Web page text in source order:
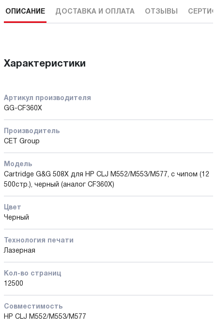
ОПИСАНИЕ ДОСТАВКА И ОПЛАТА ОТЗЫВЫ
Характеристики
Артикул производителя
GG-CF360X
Производитель
CET Group
Модель
Cartridge G&G 508X для HP CLJ M552/M553/M577, с чипом (12
500стр.), черный (аналог CF360X)
Цвет
Черный
Технология печати
Лазерная
Кол-во страниц
12500
Совместимость
HP CLJ M552/M553/M577